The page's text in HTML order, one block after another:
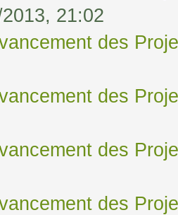
21:02
des
des
des
des